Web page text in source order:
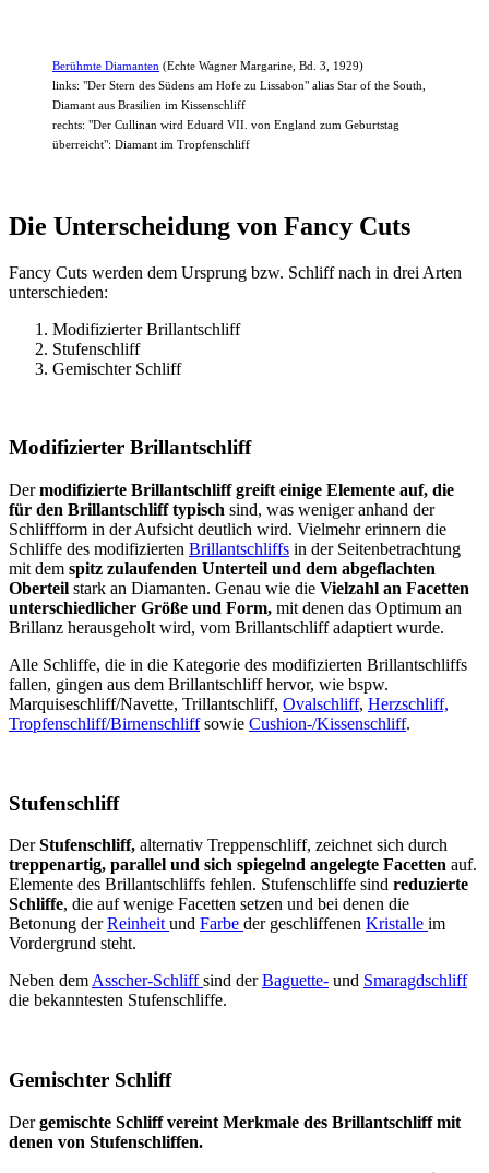
Berühmte Diamanten (Echte Wagner Margarine, Bd. 3, 1929)
links: "Der Stern des Südens am Hofe zu Lissabon" alias Star of the South,
Diamant aus Brasilien im Kissenschliff
rechts: "Der Cullinan wird Eduard VII. von England zum Geburtstag
überreicht": Diamant im Tropfenschliff
Die Unterscheidung von Fancy Cuts
Fancy Cuts werden dem Ursprung bzw. Schliff nach in drei Arten
unterschieden:
Modifizierter Brillantschliff
Stufenschliff
Gemischter Schliff
Modifizierter Brillantschliff
Dermodifizierte Brillantschliff greift einige Elemente auf, die
für den Brillantschliff typisch sind, was weniger anhand der
Schliffform in der Aufsicht deutlich wird. Vielmehr erinnern die
Schliffe des modifizierten Brillantschliffs in der Seitenbetrachtung
mit dem spitz zulaufenden Unterteil und dem abgeflachten
Oberteil stark an Diamanten. Genau wie die Vielzahl an Facetten
unterschiedlicher Größe und Form, mit denen das Optimum an
Brillanz herausgeholt wird, vom Brillantschliff adaptiert wurde.
Alle Schliffe, die in die Kategorie des modifizierten Brillantschliffs
fallen, gingen aus dem Brillantschliff hervor, wie bspw.
Marquiseschliff/Navette, Trillantschliff, Ovalschliff, Herzschliff,
Tropfenschliff/Birnenschliffsowie Cushion-/Kissenschliff.
Stufenschliff
DerStufenschliff, alternativ Treppenschliff, zeichnet sich durch
treppenartig, parallel und sich spiegelnd angelegte Facetten auf.
Elemente des Brillantschliffs fehlen. Stufenschliffe sind reduzierte
Schliffe, die auf wenige Facetten setzen und bei denen die
Betonung derReinheit und Farbe der geschliffenen Kristalle im
Vordergrund steht.
Neben dem Asscher-Schliffsind derBaguette- und Smaragdschliff
die bekanntesten Stufenschliffe.
Gemischter Schliff
Dergemischte Schliff vereint Merkmale des Brillantschliff mit
denen von Stufenschliffen.